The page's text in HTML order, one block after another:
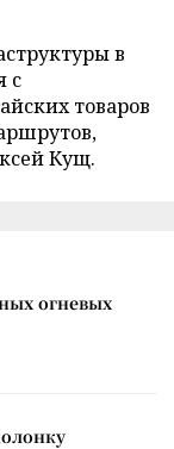
в
с
товаров
Кущ.
огневых